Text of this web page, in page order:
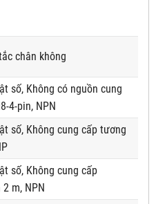
chân không
số, Không có nguồn cung
4-pin, NPN
số, Không cung cấp tương
số, Không cung cấp
m, NPN